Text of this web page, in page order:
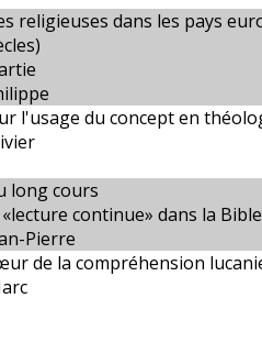
religieuses dans les pays
l'usage du concept en
long cours
«lecture continue» dans la
Pierre
de la compréhension